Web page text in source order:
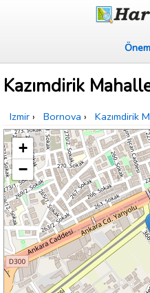
Kazımdirik
Izmir › Bornova › Kazımdirik
+
−